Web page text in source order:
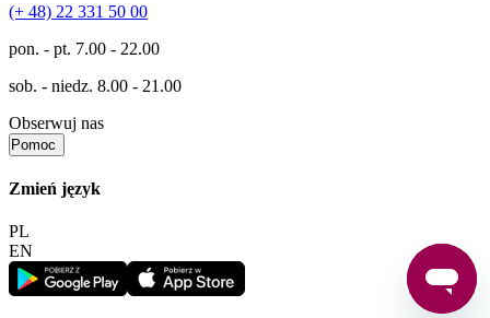
(+ 48) 22 331 50 00
pon. - pt. 7.00 - 22.00
sob. - niedz. 8.00 - 21.00
Obserwuj nas
Pomoc
Zmień język
PL
EN